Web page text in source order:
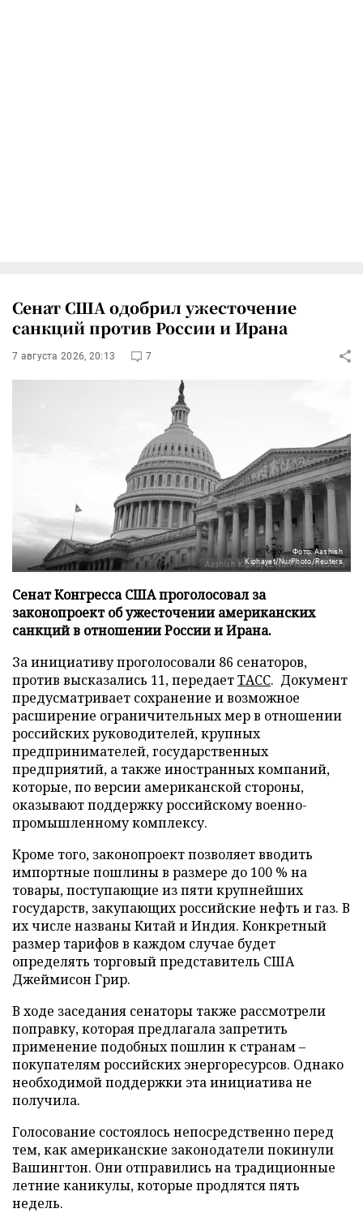
Сенат США одобрил ужесточение
санкций против России и Ирана
7 августа 2026, 20:13 7
Фото: Aashish
Kiphayet/NurPhoto/Reuters
Сенат Конгресса США проголосовал за
законопроект об ужесточении американских
санкций в отношении России и Ирана.
За инициативу проголосовали 86 сенаторов,
против высказались 11, передаетТАСС. Документ
предусматривает сохранение и возможное
расширение ограничительных мер в отношении
российских руководителей, крупных
предпринимателей, государственных
предприятий, а также иностранных компаний,
которые, по версии американской стороны,
оказывают поддержку российскому военно-
промышленному комплексу.
Кроме того, законопроект позволяет вводить
импортные пошлины в размере до 100 % на
товары, поступающие из пяти крупнейших
государств, закупающих российские нефть и газ. В
их числе названы Китай и Индия. Конкретный
размер тарифов в каждом случае будет
определять торговый представитель США
Джеймисон Грир.
В ходе заседания сенаторы также рассмотрели
поправку, которая предлагала запретить
применение подобных пошлин к странам –
покупателям российских энергоресурсов. Однако
необходимой поддержки эта инициатива не
получила.
Голосование состоялось непосредственно перед
тем, как американские законодатели покинули
Вашингтон. Они отправились на традиционные
летние каникулы, которые продлятся пять
недель.